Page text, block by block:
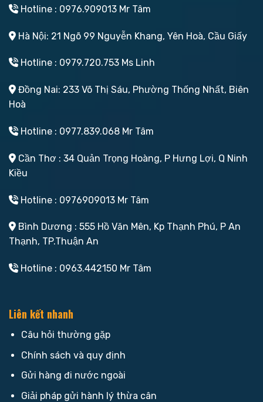
Hotline : 0976.909013 Mr Tâm
Hà Nội: 21 Ngõ 99 Nguyễn Khang, Yên Hoà, Cầu Giấy
Hotline : 0979.720.753 Ms Linh
Đồng Nai: 233 Võ Thị Sáu, Phường Thống Nhất, Biên
Hoà
Hotline : 0977.839.068 Mr Tâm
Cần Thơ : 34 Quản Trọng Hoàng, P Hưng Lợi, Q Ninh
Kiều
Hotline : 0976909013 Mr Tâm
Bình Dương : 555 Hồ Văn Mên, Kp Thạnh Phú, P An
Thạnh, TP.Thuận An
Hotline : 0963.442150 Mr Tâm
Liên kết nhanh
Câu hỏi thường gặp
Chính sách và quy định
Gửi hàng đi nước ngoài
Giải pháp gửi hành lý thừa cân